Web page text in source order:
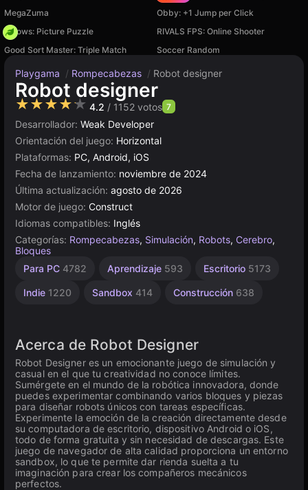
MegaZuma
Obby: +1 Jump per Click
Arrows: Picture Puzzle
RIVALS FPS: Online Shooter
Good Sort Master: Triple Match
Soccer Random
Playgama / Rompecabezas / Robot designer
Robot designer
★★★★★ 4.2 / 1152 votos 7
Desarrollador: Weak Developer
Orientación del juego: Horizontal
Plataformas: PC, Android, iOS
Fecha de lanzamiento: noviembre de 2024
Última actualización: agosto de 2026
Motor de juego: Construct
Idiomas compatibles: Inglés
Categorías: Rompecabezas, Simulación, Robots, Cerebro,
Bloques
Para PC 4782 Aprendizaje 593 Escritorio 5173
Indie 1220 Sandbox 414 Construcción 638
Alta
3570
Browser
Construct
Acerca de Robot Designer
Robot Designer es un emocionante juego de simulación y
casual en el que tu creatividad no conoce límites.
Sumérgete en el mundo de la robótica innovadora, donde
puedes experimentar combinando varios bloques y piezas
para diseñar robots únicos con tareas específicas.
Experimente la emoción de la creación directamente desde
su computadora de escritorio, dispositivo Android o iOS,
todo de forma gratuita y sin necesidad de descargas. Este
juego de navegador de alta calidad proporciona un entorno
sandbox, lo que te permite dar rienda suelta a tu
imaginación para crear los compañeros mecánicos
perfectos.